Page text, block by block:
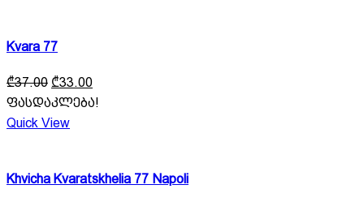
Kvara 77
₾37.00 Original
price
was:
₾37.00.
₾33.00Current
price
is:
ფასდაკლება!
Quick View
Khvicha Kvaratskhelia 77 Napoli